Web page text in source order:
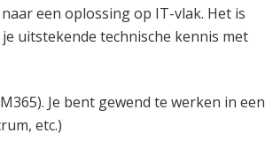
een oplossing op IT-vlak. Het is
uitstekende technische kennis met
Je bent gewend te werken in een
etc.)